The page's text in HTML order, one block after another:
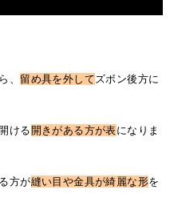
、 留め具を外して ズボン後方に
ける 開きがある方が表になりま
方が縫い目や金具が綺麗な形を